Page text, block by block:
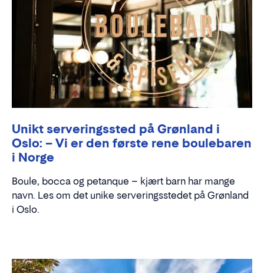
Unikt serveringssted på Grønland i
Oslo: – Vi er den første rene boulebaren
i Norge
Boule, bocca og petanque – kjært barn har mange
navn. Les om det unike serveringsstedet på Grønland
i Oslo.